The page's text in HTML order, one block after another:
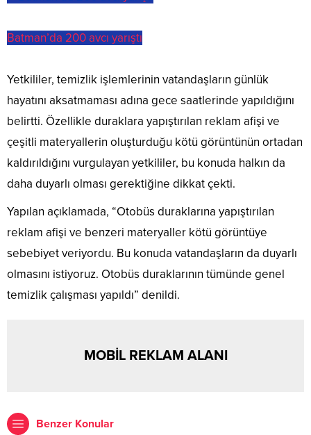
Batman’da 200 avcı yarıştı
Yetkililer, temizlik işlemlerinin vatandaşların günlük
hayatını aksatmaması adına gece saatlerinde yapıldığını
belirtti. Özellikle duraklara yapıştırılan reklam afişi ve
çeşitli materyallerin oluşturduğu kötü görüntünün ortadan
kaldırıldığını vurgulayan yetkililer, bu konuda halkın da
daha duyarlı olması gerektiğine dikkat çekti.
Yapılan açıklamada, “Otobüs duraklarına yapıştırılan
reklam afişi ve benzeri materyaller kötü görüntüye
sebebiyet veriyordu. Bu konuda vatandaşların da duyarlı
olmasını istiyoruz. Otobüs duraklarının tümünde genel
temizlik çalışması yapıldı” denildi.
MOBİL REKLAM ALANI
Benzer Konular